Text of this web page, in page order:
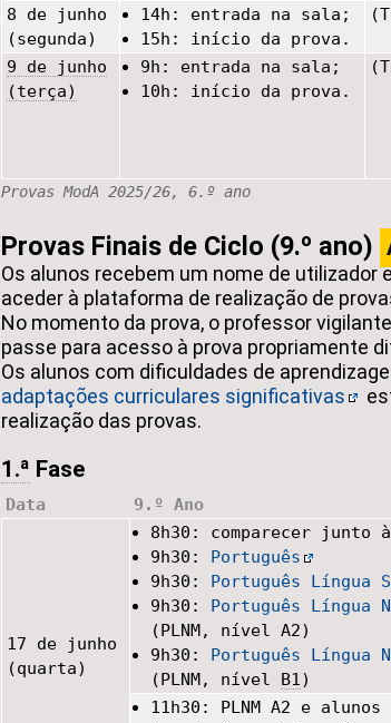
Provas ModA 2025/26, 6.º ano
8 de junho
(segunda)
14h: entrada na sala;
15h: início da prova.
9 de junho
(terça)
9h: entrada na sala;
10h: início da prova.
Provas Finais de Ciclo (9.º ano)
Os alunos recebem um nome de utilizador
aceder à plataforma de realização de
No momento da prova, o professor
passe para acesso à prova propriamente
Os alunos com dificuldades de
adaptações curriculares significativas
realização das provas.
1.ª Fase
Data 9.º Ano
17 de junho
(quarta)
8h30: comparecer junto
9h30: Português
9h30: Português Língua
9h30: Português Língua
(PLNM, nível A2)
9h30: Português Língua
(PLNM, nível B1 )
11h30: PLNM A2 e alunos